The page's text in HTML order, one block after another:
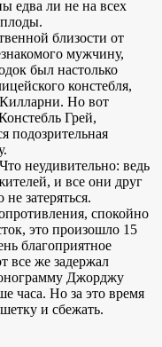
едва ли не на всех
близости от
мужчину,
был настолько
констебля,
Килларни. Но вот
Грей,
подозрительная
неудивительно: ведь
и все они друг
затеряться.
спокойно
это произошло 15
благоприятное
все же задержал
Джорджу
часа. Но за это время
и сбежать.